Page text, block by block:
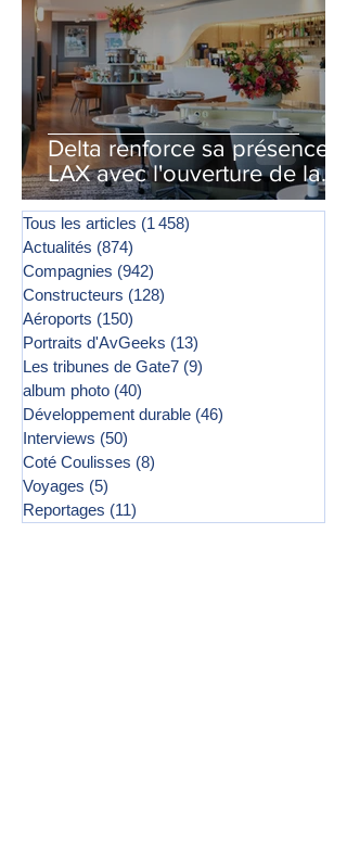
Delta renforce sa présence à
LAX avec l'ouverture de la
première phase d'un second
salon Delta One
Tous les articles (1 458)
Actualités (874)
Compagnies (942)
Constructeurs (128)
Aéroports (150)
Portraits d'AvGeeks (13)
Les tribunes de Gate7 (9)
album photo (40)
Développement durable (46)
Interviews (50)
Coté Coulisses (8)
Voyages (5)
Reportages (11)